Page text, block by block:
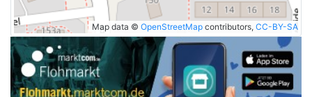
Map data © OpenStreetMap contributors, CC-BY-SA